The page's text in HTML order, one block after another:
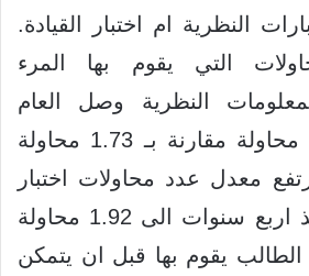
النظرية ام اختبار القيادة.
التي يقوم بها المرء
النظرية وصل العام
الماضي الى 2.01 محاولة مقارنة بـ 1.73 محاولة
فيما ارتفع معدل عدد محاولات اختبار
القيادة من 1.7 منذ اربع سنوات الى 1.92 محاولة
يقوم بها قبل ان يتمكن